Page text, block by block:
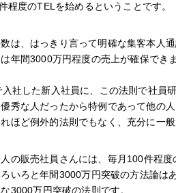
程度のTELを始めるということです。
は、はっきり言って明確な集客本人
年間3000万円程度の売上が確保でき
社した新入社員に、この法則で社員
秀な人だったから特例であって他の
ほど例外的法則でもなく、充分に一
の販売社員さんには、毎月100件程
いろと年間3000万円突破の方法論
3000万円突破の法則です。